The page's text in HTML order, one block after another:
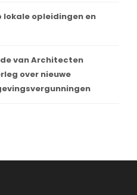
lokale opleidingen en
van Architecten
over nieuwe